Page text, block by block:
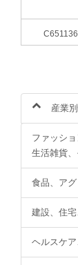
産業
ファッショ
生活雑貨
食品、ア
建設、住
ヘルスケ